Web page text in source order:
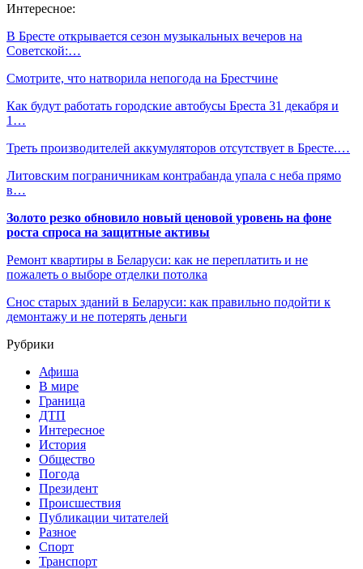
Интересное:
В Бресте открывается сезон музыкальных вечеров на
Советской:…
Смотрите, что натворила непогода на Брестчине
Как будут работать городские автобусы Бреста 31 декабря и
1…
Треть производителей аккумуляторов отсутствует в Бресте.…
Литовским пограничникам контрабанда упала с неба прямо
в…
Золото резко обновило новый ценовой уровень на фоне
роста спроса на защитные активы
Ремонт квартиры в Беларуси: как не переплатить и не
пожалеть о выборе отделки потолка
Снос старых зданий в Беларуси: как правильно подойти к
демонтажу и не потерять деньги
Рубрики
Афиша
В мире
Граница
ДТП
Интересное
История
Общество
Погода
Президент
Происшествия
Публикации читателей
Разное
Спорт
Транспорт